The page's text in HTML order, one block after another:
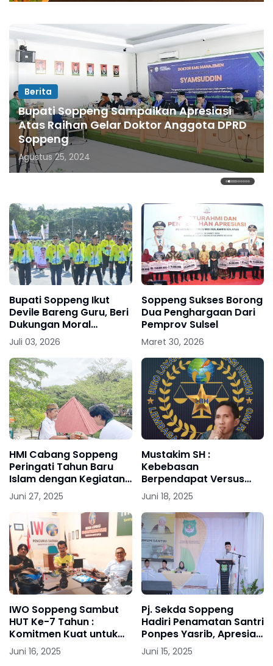
Berita
Bupati Soppeng Sampaikan Apresiasi
Atas Raihan Gelar Doktor Anggota DPRD
Soppeng
Agustus 25, 2024
1 2 34567
Bupati Soppeng Ikut
Devile Bareng Guru, Beri
Dukungan Moral
Langsung di Arena
PORSENIJAR
Juli 03, 2026
Soppeng Sukses Borong
Dua Penghargaan Dari
Pemprov Sulsel
Maret 30, 2026
HMI Cabang Soppeng
Peringati Tahun Baru
Islam dengan Kegiatan
“HMI Berbagi”
Juni 27, 2025
Mustakim SH :
Kebebasan
Berpendapat Versus
Tanggung Jawab
Hukum
Juni 18, 2025
IWO Soppeng Sambut
HUT Ke-7 Tahun :
Komitmen Kuat untuk
Dunia Pers
Juni 16, 2025
Pj. Sekda Soppeng
Hadiri Penamatan Santri
Ponpes Yasrib, Apresiasi
Mengalir ke Para
Pendidik
Juni 15, 2025